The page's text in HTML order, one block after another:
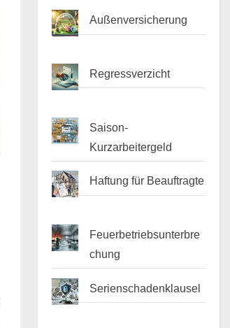
Außenversicherung
Regressverzicht
Saison-
Kurzarbeitergeld
Haftung für Beauftragte
Feuerbetriebsunterbre
chung
Serienschadenklausel